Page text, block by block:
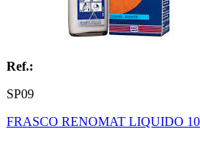
Ref.:
SP09
FRASCO RENOMAT LIQUIDO